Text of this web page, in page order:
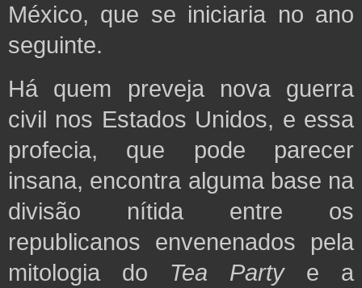
México, que se iniciaria no ano
seguinte.
Há quem preveja nova guerra
civil nos Estados Unidos, e essa
profecia, que pode parecer
insana, encontra alguma base na
divisão nítida entre os
republicanos envenenados pela
mitologia do Tea Partye a